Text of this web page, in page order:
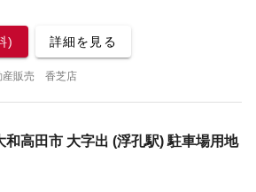
) 詳細を見る
産販売 香芝店
和高田市 大字出 (浮孔駅) 駐車場用地